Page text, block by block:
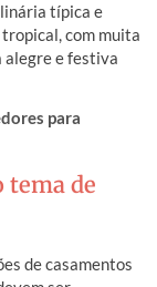
típica e
com muita
alegre e festiva
para
tema de
de casamentos